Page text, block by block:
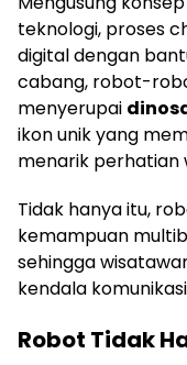
teknologi, proses
digital dengan
cabang, robot-
menyerupai
ikon unik yang
menarik perhatian
Tidak hanya itu,
kemampuan
sehingga
kendala
Robot Tidak